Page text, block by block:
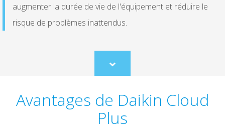
augmenter la durée de vie de l'équipement et réduire le
risque de problèmes inattendus.
Scroll
to
Avantages de Daikin Cloud
Plus